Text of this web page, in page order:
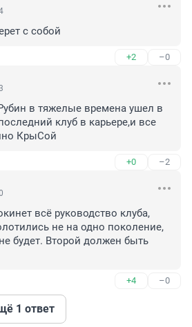
с собой
+2 –0
в тяжелые времена ушел в
клуб в карьере,и все
КрыСой
+0 –2
всё руководство клуба,
не на одно поколение,
будет. Второй должен быть
+4 –0
1 ответ